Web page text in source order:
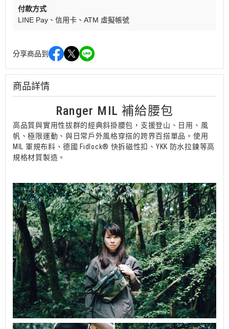
付款方式
LINE Pay
信用卡 ATM 虛擬帳號
分享商品到
商品詳情
Ranger MIL 補給腰包
高品質與實用性拔群的經典斜掛腰包，支援登山、日用、風
帆、極限運動、與日常戶外風格穿搭的跨界百搭單品。使用
MIL 軍規布料、德國 Fidlock®︎ 快拆磁性扣、YKK 防水拉鍊等高
規格材質製造。